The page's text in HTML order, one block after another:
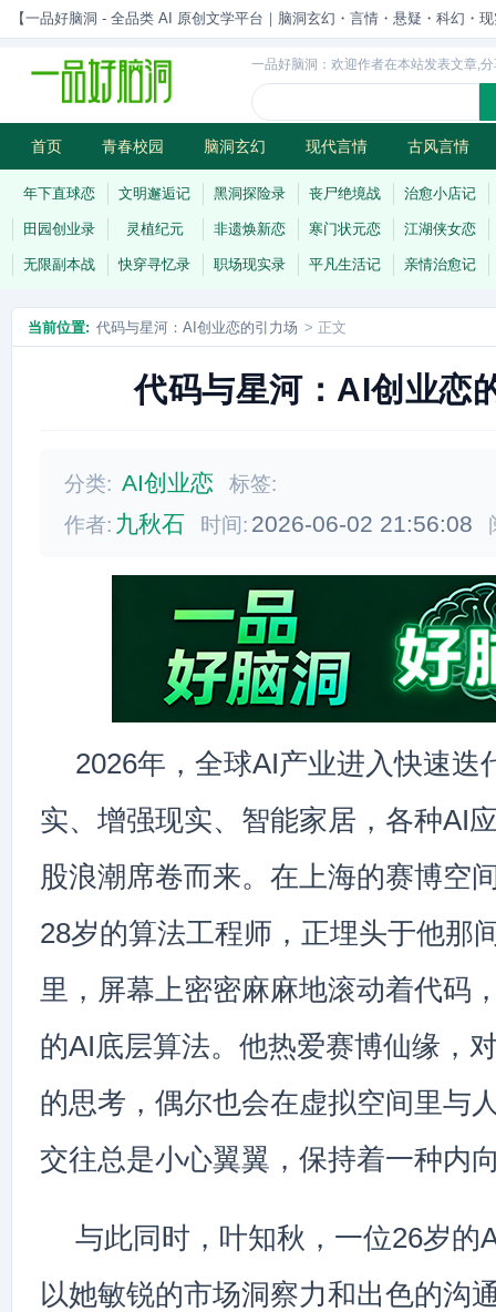
【一品好脑洞 - 全品类 AI 原创文学平台｜脑洞玄幻・言情・悬疑・科幻・
一品好脑洞：欢迎作者在本站发表文章,
首页 青春校园 脑洞玄幻 现代言情 古风言情
历史权谋 武侠江湖 灵异志怪 连载
年下直球恋 文明邂逅记 黑洞探险录 丧尸绝境战 治愈小店记
田园创业录 灵植纪元 非遗焕新恋 寒门状元恋 江湖侠女恋
无限副本战 快穿寻忆录 职场现实录 平凡生活记 亲情治愈记
当前位置: 代码与星河：AI创业恋的引力场 > 正文
代码与星河：AI创业恋
分类: AI创业恋
标签:
作者: 九秋石 时间: 2026-06-02 21:56:08
2026年，全球AI产业进入快速迭
实、增强现实、智能家居，各种AI
股浪潮席卷而来。在上海的赛博空
28岁的算法工程师，正埋头于他那
里，屏幕上密密麻麻地滚动着代码
的AI底层算法。他热爱赛博仙缘，
的思考，偶尔也会在虚拟空间里与
交往总是小心翼翼，保持着一种内
与此同时，叶知秋，一位26岁的
以她敏锐的市场洞察力和出色的沟